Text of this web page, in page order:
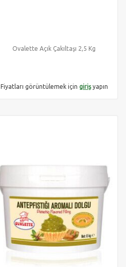
Ovalette Açık Çakıltaşı 2,5 Kg
Fiyatları görüntülemek için girişyapın